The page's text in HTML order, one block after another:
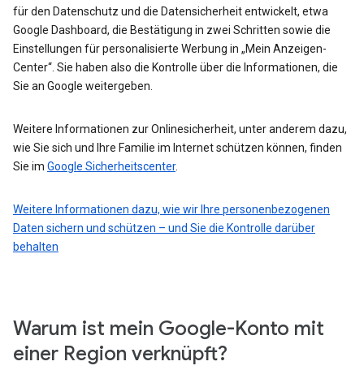
für den Datenschutz und die Datensicherheit entwickelt, etwa
Google Dashboard, die Bestätigung in zwei Schritten sowie die
Einstellungen für personalisierte Werbung in „Mein Anzeigen-
Center“. Sie haben also die Kontrolle über die Informationen, die
Sie an Google weitergeben.
Weitere Informationen zur Onlinesicherheit, unter anderem dazu,
wie Sie sich und Ihre Familie im Internet schützen können, finden
Sie im Google Sicherheitscenter.
Weitere Informationen dazu, wie wir Ihre personenbezogenen
Daten sichern und schützen – und Sie die Kontrolle darüber
behalten
Warum ist mein Google-Konto mit
einer Region verknüpft?